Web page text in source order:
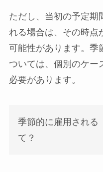
ただし、当初の予定期
れる場合は、その時点
可能性があります。季
ついては、個別のケー
必要があります。
季節的に雇用される
て？